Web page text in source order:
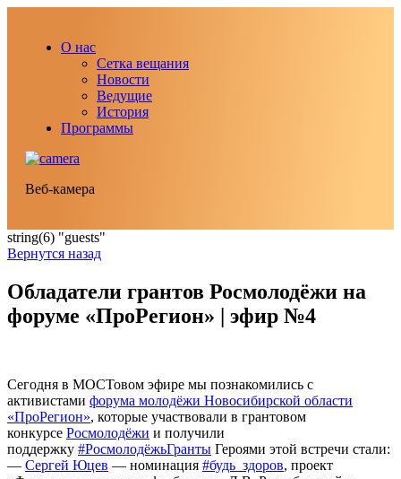
О нас
Сетка вещания
Новости
Ведущие
История
Программы
Веб-камера
string(6) "guests"
Вернутся назад
Обладатели грантов Росмолодёжи на
форуме «ПроРегион» | эфир №4
Сегодня в МОСТовом эфире мы познакомились с
активистами форума молодёжи Новосибирской области
«ПроРегион», которые участвовали в грантовом
конкурсе Росмолодёжи и получили
поддержку #РосмолодёжьГранты Героями этой встречи стали:
— Сергей Юцев — номинация #будь_здоров, проект